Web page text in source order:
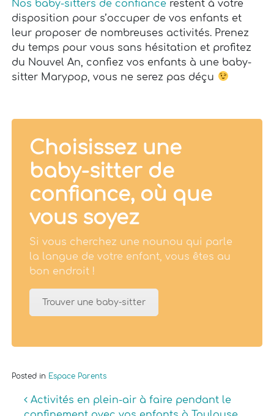
Nos baby-sitters de confiance restent à votre
disposition pour s’occuper de vos enfants et
leur proposer de nombreuses activités. Prenez
du temps pour vous sans hésitation et profitez
du Nouvel An, confiez vos enfants à une baby-
sitter Marypop, vous ne serez pas déçu
Choisissez une
baby-sitter de
confiance, où que
vous soyez
Si vous cherchez une nounou qui parle
la langue de votre enfant, vous êtes au
bon endroit !
Trouver une baby-sitter
Posted in Espace Parents
Navigation
Activités en plein-air à faire pendant le